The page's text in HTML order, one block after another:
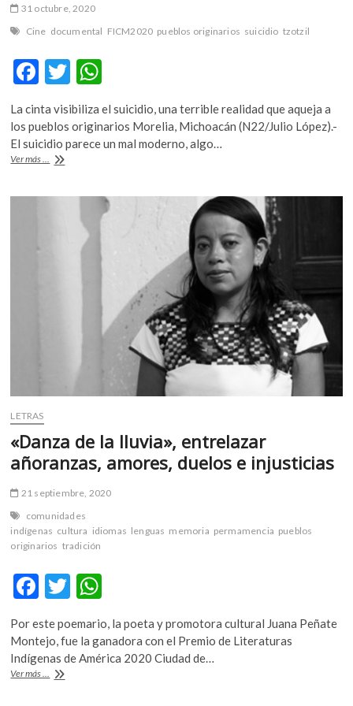
31 octubre, 2020
Cine documental FICM2020 pueblos originarios suicidio tzotzil
F
ac
e
b
o
o
T
w
itt
er
h
at
s
p
p
La cinta visibiliza el suicidio, una terrible realidad que aqueja a
los pueblos originarios Morelia, Michoacán (N22/Julio López).-
El suicidio parece un mal moderno, algo…
Ver más ...
#FICM2020:
documental
«Kuxlejal»
LETRAS
«Danza de la lluvia», entrelazar
añoranzas, amores, duelos e injusticias
21 septiembre, 2020
comunidades
indígenas cultura idiomas lenguas memoria permamencia pueblos
originarios tradición
F
ac
e
b
o
T
itt
er
h
at
s
Por este poemario, la poeta y promotora cultural Juana Peñate
Montejo, fue la ganadora con el Premio de Literaturas
Indígenas de América 2020 Ciudad de…
Ver más ... «Danza